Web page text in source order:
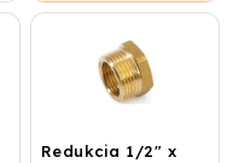
Maximálna kapacita:
menovitý výkon: 700W
Hlavné vstupné...
Redukcia 1/2" x